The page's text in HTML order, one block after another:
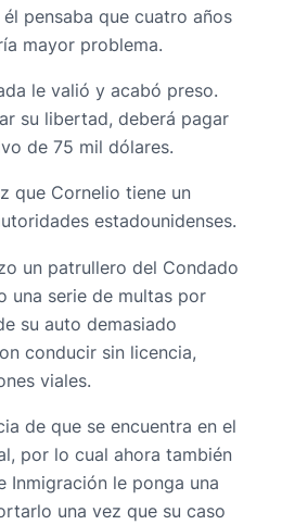
pensaba que cuatro años
mayor problema.
le valió y acabó preso.
su libertad, deberá pagar
de 75 mil dólares.
que Cornelio tiene un
estadounidenses.
un patrullero del Condado
una serie de multas por
su auto demasiado
conducir sin licencia,
viales.
de que se encuentra en el
por lo cual ahora también
Inmigración le ponga una
una vez que su caso